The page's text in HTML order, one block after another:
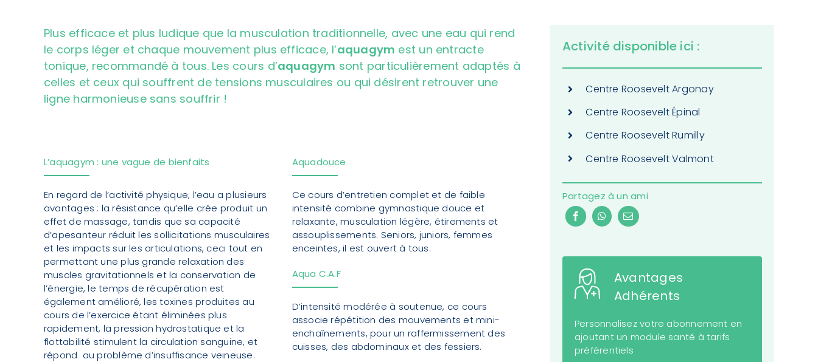
Plus efficace et plus ludique que la musculation traditionnelle, avec une eau qui rend
le corps léger et chaque mouvement plus efficace, l’aquagym est un entracte
tonique, recommandé à tous. Les cours d’aquagym sont particulièrement adaptés à
celles et ceux qui souffrent de tensions musculaires ou qui désirent retrouver une
ligne harmonieuse sans souffrir !
L’aquagym : une vague de bienfaits
En regard de l’activité physique, l’eau a plusieurs
avantages : la résistance qu’elle crée produit un
effet de massage, tandis que sa capacité
d’apesanteur réduit les sollicitations musculaires
et les impacts sur les articulations, ceci tout en
permettant une plus grande relaxation des
muscles gravitationnels et la conservation de
l’énergie, le temps de récupération est
également amélioré, les toxines produites au
cours de l’exercice étant éliminées plus
rapidement, la pression hydrostatique et la
flottabilité stimulent la circulation sanguine, et
répond au problème d’insuffisance veineuse.
Aquadouce
Ce cours d’entretien complet et de faible
intensité combine gymnastique douce et
relaxante, musculation légère, étirements et
assouplissements. Seniors, juniors, femmes
enceintes, il est ouvert à tous.
Aqua C.A.F
D’intensité modérée à soutenue, ce cours
associe répétition des mouvements et mini-
enchaînements, pour un raffermissement des
cuisses, des abdominaux et des fessiers.
Activité disponible ici :
Centre Roosevelt Argonay
Centre Roosevelt Épinal
Centre Roosevelt Rumilly
Centre Roosevelt Valmont
Partagez à un ami
Avantages
Adhérents
Personnalisez votre abonnement en
ajoutant un module santé à tarifs
préférentiels